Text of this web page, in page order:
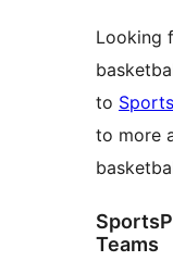
Looking
to
to more
Teams